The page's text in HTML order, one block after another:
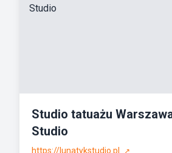
Studio tatuażu
Studio
https://lunatykstudio.pl ↗